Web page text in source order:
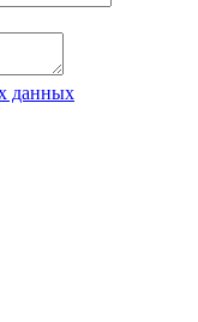
данных